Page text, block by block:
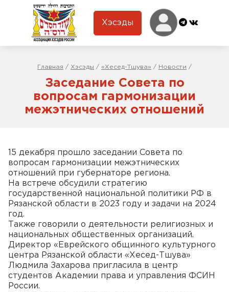
Хэсэды
Главная / Хэсэды / «Хесед-Тшува» / Новости /
Заседание Совета по
вопросам гармонизации
межэтнических отношений
15 декабря прошло заседании Совета по
вопросам гармонизации межэтнических
отношений при губернаторе региона.
На встрече обсудили стратегию
государственной национальной политики РФ в
Рязанской области в 2023 году и задачи на 2024
год.
Также говорили о деятельности религиозных и
национальных общественных организаций.
Директор «Еврейского общинного культурного
центра Рязанской области «Хесед-Тшува»
Людмила Захарова пригласила в центр
студентов Академии права и управления ФСИН
России.